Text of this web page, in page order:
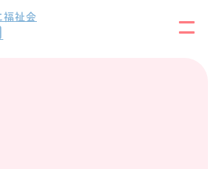
福祉会